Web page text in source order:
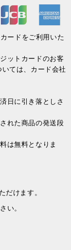
ードをご利用いた
ットカードのお客
ては、カード会社
日に引き落としさ
れた商品の発送段
は無料となりま
だけます。
い。